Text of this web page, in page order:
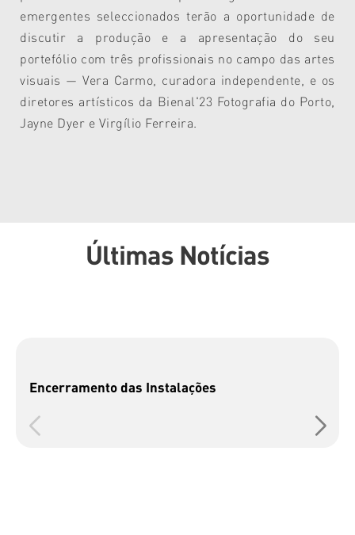
emergentes seleccionados terão a oportunidade de
discutir a produção e a apresentação do seu
portefólio com três profissionais no campo das artes
visuais — Vera Carmo, curadora independente, e os
diretores artísticos da Bienal'23 Fotografia do Porto,
Jayne Dyer e Virgílio Ferreira.
Últimas Notícias
Encerramento das Instalações